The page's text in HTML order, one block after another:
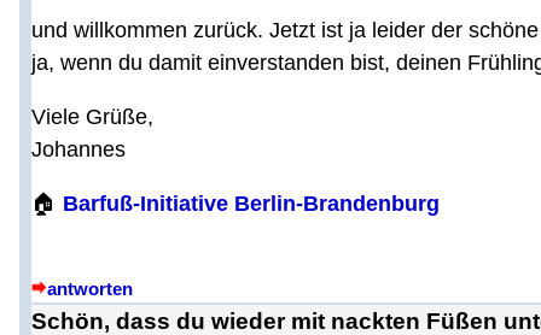
und willkommen zurück. Jetzt ist ja leider der
ja, wenn du damit einverstanden bist, deinen
Viele Grüße,
Johannes
🏠 Barfuß-Initiative Berlin-Brandenburg
antworten
Schön, dass du wieder mit nackten Füßen